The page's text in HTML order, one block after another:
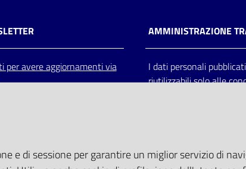
per avere aggiornamenti via
AMMINISTRAZIONE
I dati personali
riutilizzabili solo alle
e di sessione per garantire un miglior servizio di